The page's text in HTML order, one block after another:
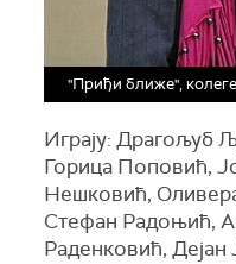
"Приђи ближе",
Играју: Драгољуб
Горица Поповић,
Нешковић,
Стефан Радоњић,
Раденковић,